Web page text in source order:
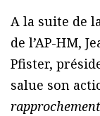
A la suite de
de l’AP-HM,
Pfister,
salue son